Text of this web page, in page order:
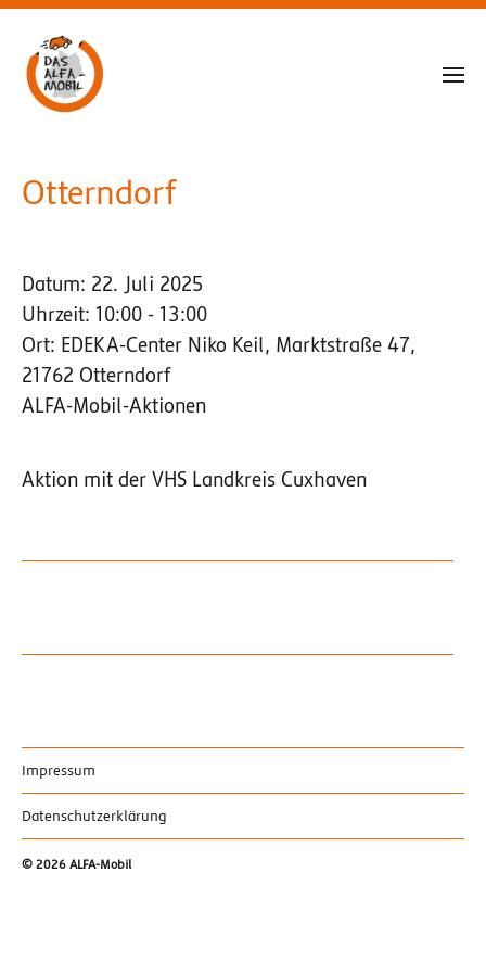
Otterndorf
Datum: 22. Juli 2025
Uhrzeit: 10:00 - 13:00
Ort: EDEKA-Center Niko Keil, Marktstraße 47,
21762 Otterndorf
ALFA-Mobil-Aktionen
Aktion mit der VHS Landkreis Cuxhaven
Impressum
Datenschutzerklärung
© 2026 ALFA-Mobil